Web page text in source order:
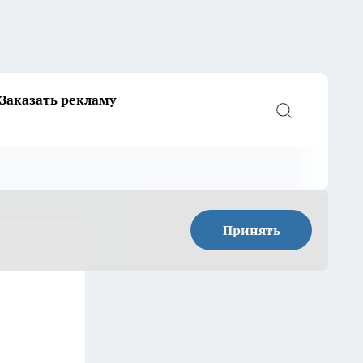
Заказать рекламу
Принять